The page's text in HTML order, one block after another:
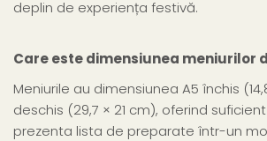
deplin de experiența festivă.
Care este dimensiunea meniurilor
Meniurile au dimensiunea A5 închis
deschis (29,7 × 21 cm), oferind
prezenta lista de preparate într-un